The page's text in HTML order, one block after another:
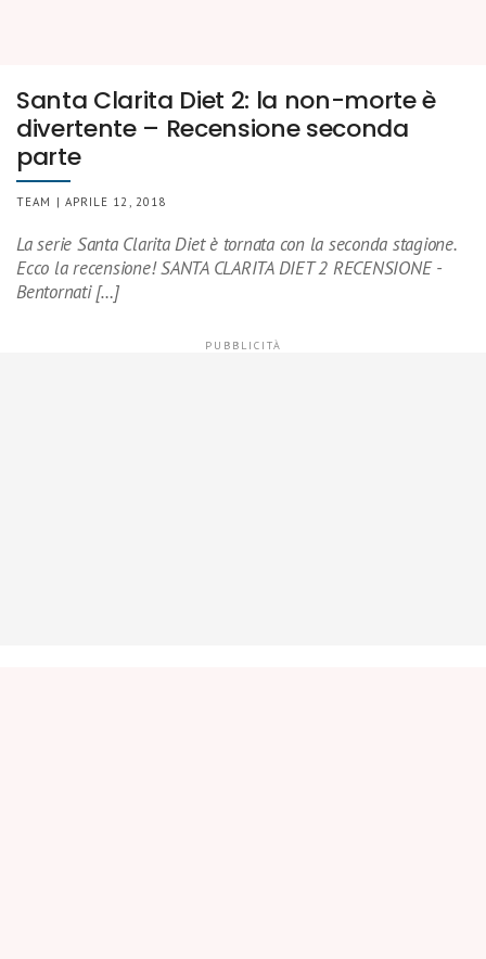
Santa Clarita Diet 2: la non-morte è
divertente – Recensione seconda
parte
TEAM | APRILE 12, 2018
La serie Santa Clarita Diet è tornata con la seconda stagione.
Ecco la recensione! SANTA CLARITA DIET 2 RECENSIONE -
Bentornati […]